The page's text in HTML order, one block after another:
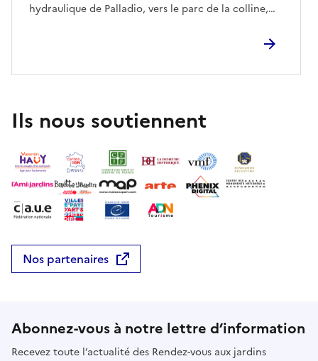
hydraulique de Palladio, vers le parc de la colline,
façade de la Villa, nous découvrirons un univers
atmosphères d’une rare quiétude. Un itinéraire lent
et immersif qui révèle le visage le plus secret et
Ils nous soutiennent
Nos partenaires
Abonnez-vous à notre lettre d’information
Recevez toute l’actualité des Rendez-vous aux jardins